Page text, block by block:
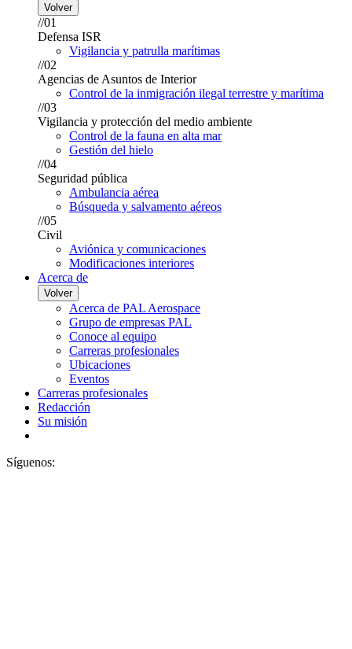
Volver
//01
Defensa ISR
Vigilancia y patrulla marítimas
//02
Agencias de Asuntos de Interior
Control de la inmigración ilegal terrestre y marítima
//03
Vigilancia y protección del medio ambiente
Control de la fauna en alta mar
Gestión del hielo
//04
Seguridad pública
Ambulancia aérea
Búsqueda y salvamento aéreos
//05
Civil
Aviónica y comunicaciones
Modificaciones interiores
Acerca de
Volver
Acerca de PAL Aerospace
Grupo de empresas PAL
Conoce al equipo
Carreras profesionales
Ubicaciones
Eventos
Carreras profesionales
Redacción
Su misión
Síguenos: